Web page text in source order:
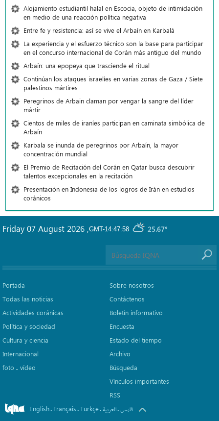
Alojamiento estudiantil halal en Escocia, objeto de intimidación
en medio de una reacción política negativa
Entre fe y resistencia: así se vive el Arbaín en Karbalá
La experiencia y el esfuerzo técnico son la base para participar
en el concurso internacional de Corán más antiguo del mundo
Arbaín: una epopeya que trasciende el ritual
Continúan los ataques israelíes en varias zonas de Gaza / Siete
palestinos mártires
Peregrinos de Arbain claman por vengar la sangre del líder
mártir
Cientos de miles de iraníes participan en caminata simbólica de
Arbaín
Karbala se inunda de peregrinos por Arbaín, la mayor
concentración mundial
El Premio de Recitación del Corán en Qatar busca descubrir
talentos excepcionales en la recitación
Presentación en Indonesia de los logros de Irán en estudios
coránicos
GMT-14:47:58 25.67°
Friday 07 August 2026 ,
Portada
Todas las noticias
Actividades coránicas
Política y sociedad
Cultura y ciencia
Internacional
foto ـ vídeo
Sobre nosotros
Contáctenos
Boletín informativo
Encuesta
Estado del tiempo
Archivo
Búsqueda
Vínculos importantes
RSS
English. Français.Türkçe. العربیة.فارسی